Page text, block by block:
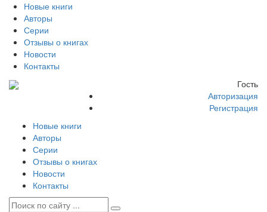
Новые книги
Авторы
Серии
Отзывы о книгах
Новости
Контакты
Гость
Авторизация
Регистрация
Новые книги
Авторы
Серии
Отзывы о книгах
Новости
Контакты